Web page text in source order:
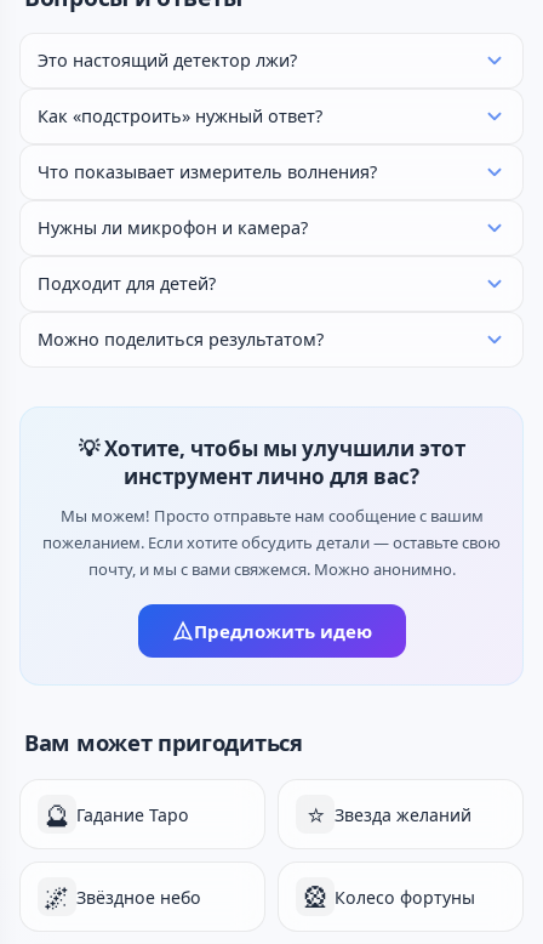
Это настоящий детектор лжи?
Как «подстроить» нужный ответ?
Что показывает измеритель волнения?
Нужны ли микрофон и камера?
Подходит для детей?
Можно поделиться результатом?
💡 Хотите, чтобы мы улучшили этот
инструмент лично для вас?
Мы можем! Просто отправьте нам сообщение с вашим
пожеланием. Если хотите обсудить детали — оставьте свою
почту, и мы с вами свяжемся. Можно анонимно.
Предложить идею
Вам может пригодиться
🔮 Гадание Таро ⭐ Звезда желаний
🌌 Звёздное небо 🎡 Колесо фортуны